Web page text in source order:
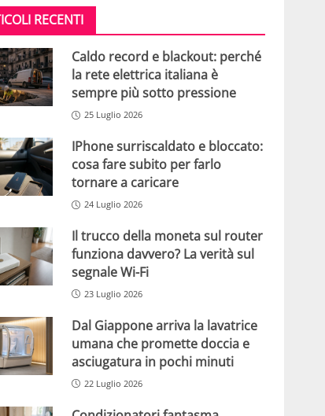
RECENTI
Caldo record e blackout: perché
la rete elettrica italiana è
sempre più sotto pressione
25 Luglio 2026
IPhone surriscaldato e bloccato:
cosa fare subito per farlo
tornare a caricare
24 Luglio 2026
Il trucco della moneta sul router
funziona davvero? La verità sul
segnale Wi-Fi
23 Luglio 2026
Dal Giappone arriva la lavatrice
umana che promette doccia e
asciugatura in pochi minuti
22 Luglio 2026